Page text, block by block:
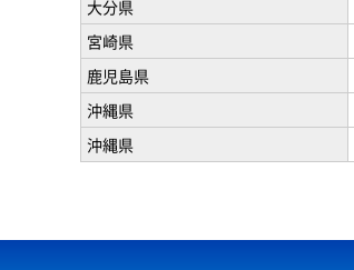
大分県
宮崎県
鹿児島県
沖縄県
沖縄県